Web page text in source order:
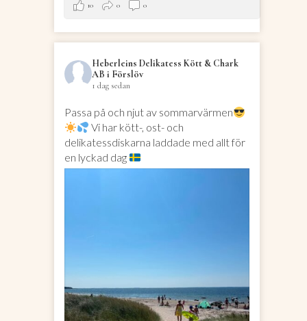
10 0 0
Heberleins Delikatess Kött & Chark
AB i Förslöv
1 dag sedan
Passa på och njut av sommarvärmen
Vi har kött-, ost- och
delikatessdiskarna laddade med allt för
en lyckad dag